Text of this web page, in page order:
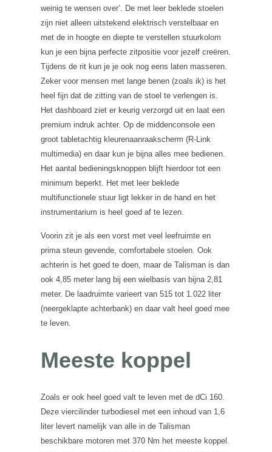
weinig te wensen over’. De met leer beklede stoelen
zijn niet alleen uitstekend elektrisch verstelbaar en
met de in hoogte en diepte te verstellen stuurkolom
kun je een bijna perfecte zitpositie voor jezelf creëren.
Tijdens de rit kun je je ook nog eens laten masseren.
Zeker voor mensen met lange benen (zoals ik) is het
heel fijn dat de zitting van de stoel te verlengen is.
Het dashboard ziet er keurig verzorgd uit en laat een
premium indruk achter. Op de middenconsole een
groot tabletachtig kleurenaanraakscherm (R-Link
multimedia) en daar kun je bijna alles mee bedienen.
Het aantal bedieningsknoppen blijft hierdoor tot een
minimum beperkt. Het met leer beklede
multifunctionele stuur ligt lekker in de hand en het
instrumentarium is heel goed af te lezen.
Voorin zit je als een vorst met veel leefruimte en
prima steun gevende, comfortabele stoelen. Ook
achterin is het goed te doen, maar de Talisman is dan
ook 4,85 meter lang bij een wielbasis van bijna 2,81
meter. De laadruimte varieert van 515 tot 1.022 liter
(neergeklapte achterbank) en daar valt heel goed mee
te leven.
Meeste koppel
Zoals er ook heel goed valt te leven met de dCi 160.
Deze viercilinder turbodiesel met een inhoud van 1,6
liter levert namelijk van alle in de Talisman
beschikbare motoren met 370 Nm het meeste koppel.